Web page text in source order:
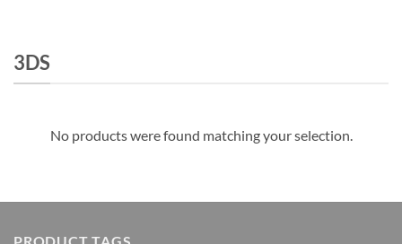
3DS
No products were found matching your selection.